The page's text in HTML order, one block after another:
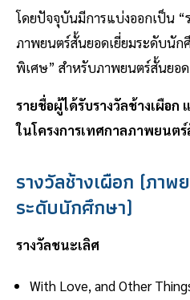
โดยปัจจุบันมีการแบ่งออกเป็น “
ภาพยนตร์สั้นยอดเยี่ยมระดับนัก
พิเศษ” สำหรับภาพยนตร์สั้นยอ
รายชื่อผู้ได้รับรางวัลช้างเผือก
ในโครงการเทศกาลภาพยนต
รางวัลช้างเผือก (ภา
ระดับนักศึกษา)
รางวัลชนะเลิศ
With Love, and Other